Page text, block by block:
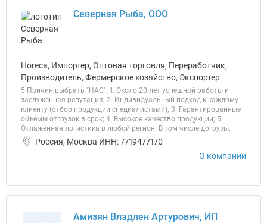
Северная Рыба, ООО
Horeca, Импортер, Оптовая торговля, Переработчик,
Производитель, Фермерское хозяйство, Экспортер
5 Причин выбрать "НАС": 1. Около 20 лет успешной работы и
заслуженная репутация; 2. Индивидуальный подход к каждому
клиенту (отбор продукции специалистами); 3. Гарантированные
объемы отгрузок в срок; 4. Высокое качество продукции; 5.
Отлаженная логистика в любой регион. В том числе догрузы.
Россия, Москва ИНН: 7719477170
О компании
Амизян Владлен Артурович, ИП